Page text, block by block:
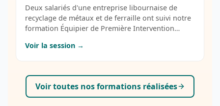
Deux salariés d'une entreprise libournaise de
recyclage de métaux et de ferraille ont suivi notre
formation Équipier de Première Intervention
directement sur le site industriel : manipulation
feux de métaux combustibles (classe D) et de
batteries lithium-ion (classe L, norme ISO
3941:2026), organisation de l'évacuation en
Voir la session →
Voir toutes nos formations réalisées